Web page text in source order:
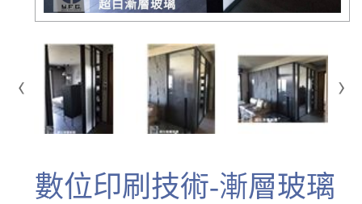
數位印刷技術-漸層玻璃